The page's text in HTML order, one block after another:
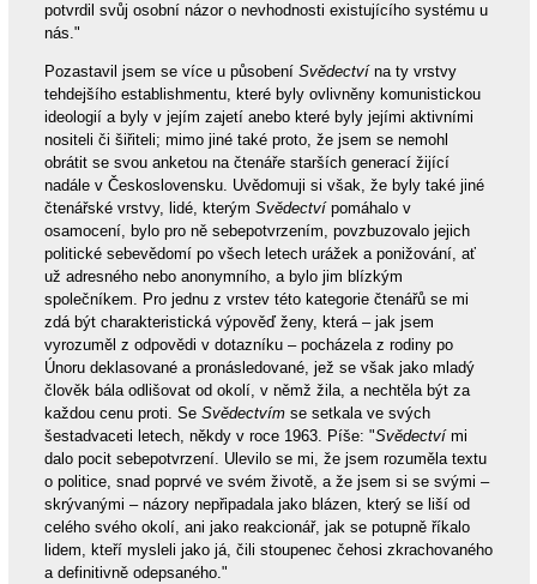
potvrdil svůj osobní názor o nevhodnosti existujícího systému u
nás."
Pozastavil jsem se více u působení Svědectvína ty vrstvy
tehdejšího establishmentu, které byly ovlivněny komunistickou
ideologií a byly v jejím zajetí anebo které byly jejími aktivními
nositeli či šiřiteli; mimo jiné také proto, že jsem se nemohl
obrátit se svou anketou na čtenáře starších generací žijící
nadále v Československu. Uvědomuji si však, že byly také jiné
čtenářské vrstvy, lidé, kterým Svědectvípomáhalo v
osamocení, bylo pro ně sebepotvrzením, povzbuzovalo jejich
politické sebevědomí po všech letech urážek a ponižování, ať
už adresného nebo anonymního, a bylo jim blízkým
společníkem. Pro jednu z vrstev této kategorie čtenářů se mi
zdá být charakteristická výpověď ženy, která – jak jsem
vyrozuměl z odpovědi v dotazníku – pocházela z rodiny po
Únoru deklasované a pronásledované, jež se však jako mladý
člověk bála odlišovat od okolí, v němž žila, a nechtěla být za
každou cenu proti. Se Svědectvímse setkala ve svých
šestadvaceti letech, někdy v roce 1963. Píše: "Svědectvími
dalo pocit sebepotvrzení. Ulevilo se mi, že jsem rozuměla textu
o politice, snad poprvé ve svém životě, a že jsem si se svými –
skrývanými – názory nepřipadala jako blázen, který se liší od
celého svého okolí, ani jako reakcionář, jak se potupně říkalo
lidem, kteří mysleli jako já, čili stoupenec čehosi zkrachovaného
a definitivně odepsaného."